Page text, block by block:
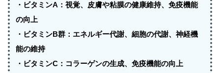
・ビタミンA：視覚、皮膚や粘膜の健康維持、免疫機能
の向上
・ビタミンB群：エネルギー代謝、細胞の代謝、神経機
能の維持
・ビタミンC：コラーゲンの生成、免疫機能の向上